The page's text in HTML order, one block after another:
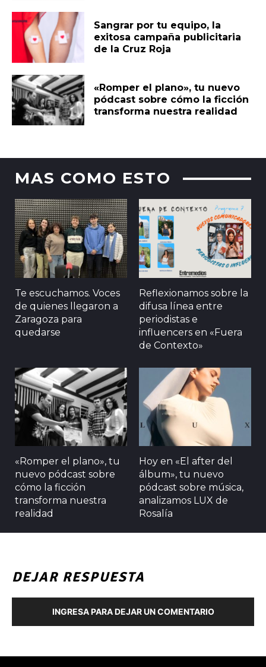
Sangrar por tu equipo, la
exitosa campaña publicitaria
de la Cruz Roja
«Romper el plano», tu nuevo
pódcast sobre cómo la ficción
transforma nuestra realidad
MAS COMO ESTO
Te escuchamos. Voces
de quienes llegaron a
Zaragoza para
quedarse
Reflexionamos sobre la
difusa línea entre
periodistas e
influencers en «Fuera
de Contexto»
«Romper el plano», tu
nuevo pódcast sobre
cómo la ficción
transforma nuestra
realidad
Hoy en «El after del
álbum», tu nuevo
pódcast sobre música,
analizamos LUX de
Rosalía
DEJAR RESPUESTA
INGRESA PARA DEJAR UN COMENTARIO